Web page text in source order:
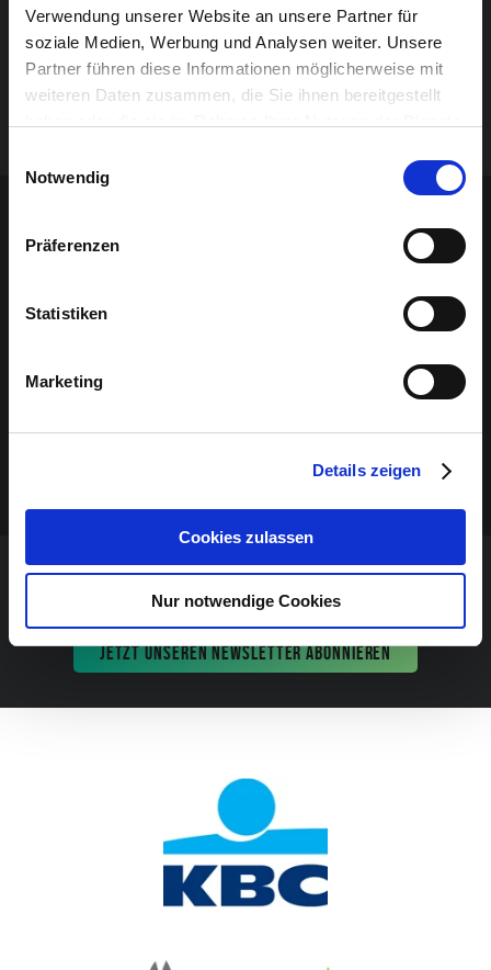
Verwendung unserer Website an unsere Partner für
soziale Medien, Werbung und Analysen weiter. Unsere
Partner führen diese Informationen möglicherweise mit
weiteren Daten zusammen, die Sie ihnen bereitgestellt
Notwendig
Präferenzen
Statistiken
Marketing
Details zeigen
Cookies zulassen
Nur notwendige Cookies
präsentiert.
Doch dem Kronprinzen ist nicht nach Prinzessinnen zu
Mute. Doch wie es bei Märchen immer so ist, kommt
es trotzdem noch zu einem Happy-End.
Sponsoren-Inhalt
VERANSTALTUNG VERPASST?
JETZT UNSEREN NEWSLETTER ABONNIEREN